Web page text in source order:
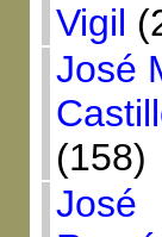
Vigil
José
(158)
José